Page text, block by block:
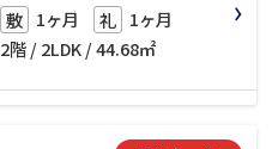
敷 1ヶ月 礼 1ヶ月
2階 / 2LDK / 44.68㎡